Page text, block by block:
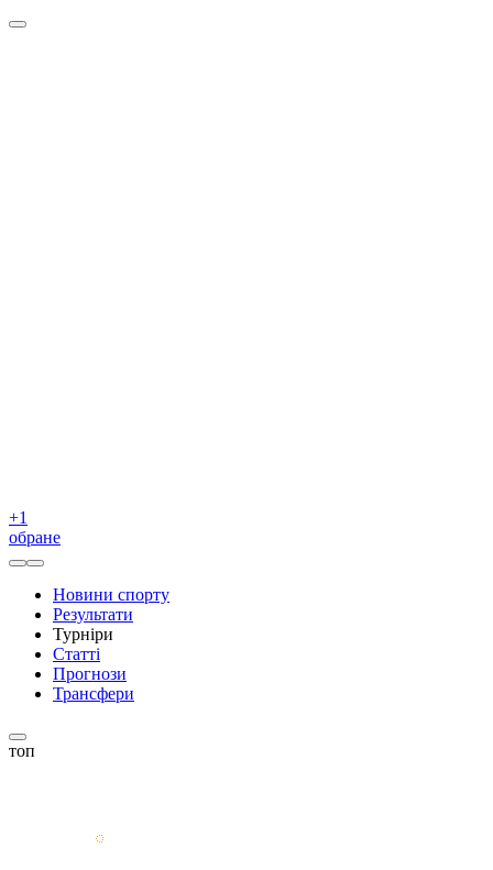
+1
обране
Новини спорту
Результати
Турніри
Статті
Прогнози
Трансфери
топ